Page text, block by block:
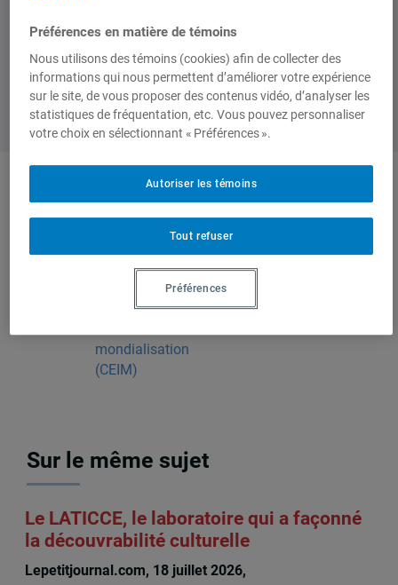
Produit par
Centre
d'études sur
l'intégration et
mondialisation
(CEIM)
Sur le même sujet
Le LATICCE, le laboratoire qui a façonné
la découvrabilité culturelle
Lepetitjournal.com, 18 juillet 2026,
Préférences en matière de témoins
Nous utilisons des témoins (cookies) afin de collecter des
informations qui nous permettent d’améliorer votre expérience
sur le site, de vous proposer des contenus vidéo, d’analyser les
statistiques de fréquentation, etc. Vous pouvez personnaliser
votre choix en sélectionnant « Préférences ».
Tout refuser
Autoriser les témoins
Préférences